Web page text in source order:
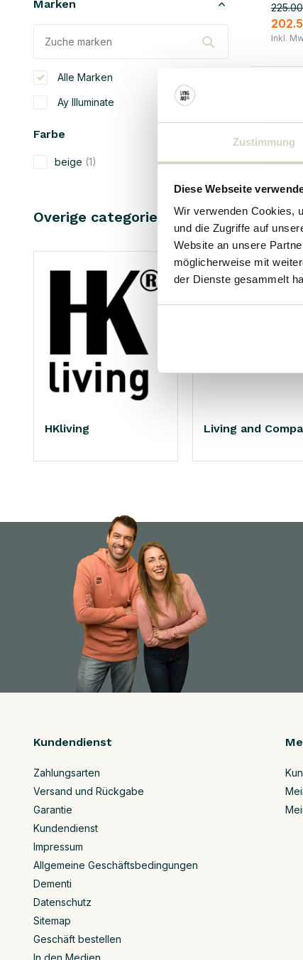
Zustimmung
Diese Webseite
Wir verwenden Cookies,
und die Zugriffe auf
Website an unsere
möglicherweise mit
der Dienste gesammelt
Marken
Alle Marken
Ay Illuminate
Farbe
beige (1)
natürliche (1)
Holz (2)
(2)
Inkl.
Overige categorieën in MARKEN
HKliving Living and
Kundendienst
Zahlungsarten
Versand und Rückgabe
Garantie
Kundendienst
Impressum
Allgemeine Geschäftsbedingungen
Dementi
Datenschutz
Sitemap
Geschäft bestellen
In den Medien